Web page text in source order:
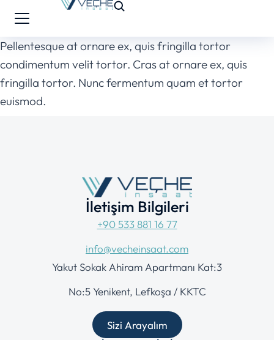
Pellentesque at ornare ex, quis fringilla tortor
condimentum velit tortor. Cras at ornare ex, quis
fringilla tortor. Nunc fermentum quam et tortor
euismod.
İletişim Bilgileri
+90 533 881 16 77
info@vecheinsaat.com
Yakut Sokak Ahiram Apartmanı Kat:3
No:5 Yenikent, Lefkoşa / KKTC
Sizi Arayalım